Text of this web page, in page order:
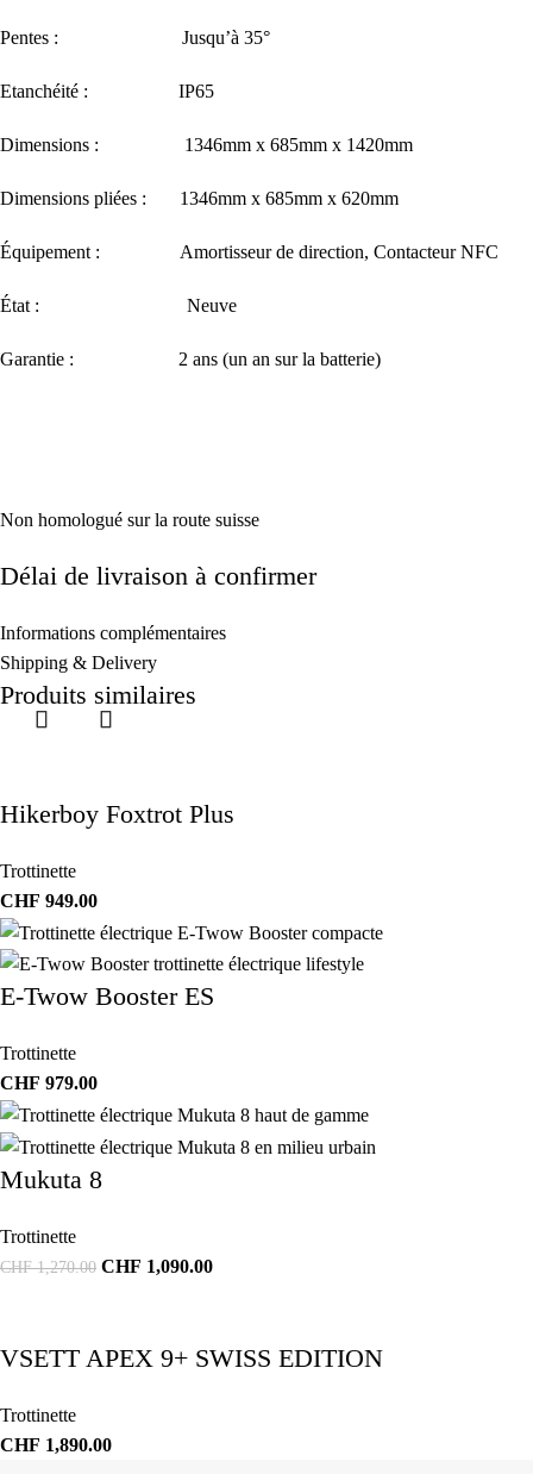
Pentes : Jusqu’à 35°
Etanchéité : IP65
Dimensions : 1346mm x 685mm x 1420mm
Dimensions pliées : 1346mm x 685mm x 620mm
Équipement : Amortisseur de direction, Contacteur NFC
État : Neuve
Garantie : 2 ans (un an sur la batterie)
Non homologué sur la route suisse
Délai de livraison à confirmer
Informations complémentaires
Shipping & Delivery
Produits similaires
Hikerboy Foxtrot Plus
Trottinette
CHF 949.00
E-Twow Booster ES
Trottinette
CHF 979.00
Mukuta 8
Trottinette
CHF1,270.00 CHF 1,090.00
VSETT APEX 9+ SWISS EDITION
Trottinette
CHF 1,890.00